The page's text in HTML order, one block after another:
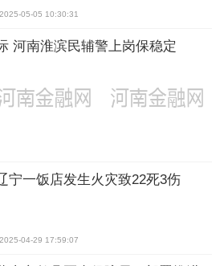
2025-05-05 10:30:31
河南淮滨民辅警上岗保稳定
宁一饭店发生火灾致22死3伤
2025-04-29 17:59:07